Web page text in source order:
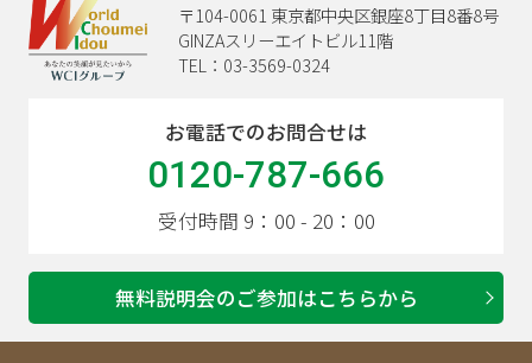
〒104-0061 東京都中央区銀座8丁目8番8号
GINZAスリーエイトビル11階
TEL：03-3569-0324
お電話でのお問合せは
0120-787-666
受付時間 9：00 - 20：00
無料説明会のご参加はこちらから